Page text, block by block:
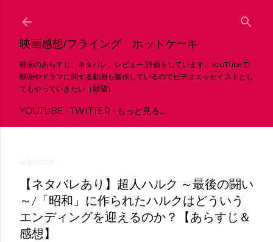
スキップしてメイン コンテンツに移動
映画感想/フライング ホットケーキ
映画のあらすじ、ネタバレ、レビュー,評価をしています。YouTubeで
映画やドラマに関する動画も製作しているのでビデオエッセイストとし
てもやっていきたい（願望）
YOUTUBE TWITTER もっと見る…
4/20/2019
【ネタバレあり】超人ハルク ～最後の闘い
～/「昭和」に作られたハルクはどういう
エンディングを迎えるのか？【あらすじ＆
感想】